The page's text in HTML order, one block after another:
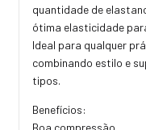
quantidade de
ótima elasticidade
Ideal para qualquer
combinando estilo e
tipos.
Benefícios: